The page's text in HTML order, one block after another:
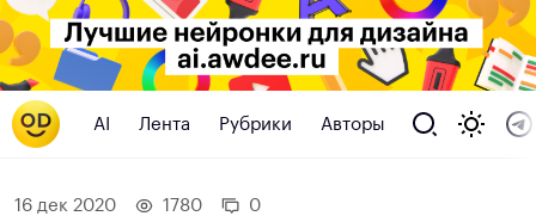
AI Лента Рубрики Авторы
16 дек 2020 1780 0